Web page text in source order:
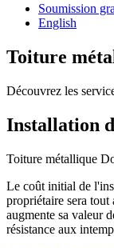
Soumission
English
Toiture
Découvrez les
Installation
Toiture métallique
Le coût initial de
propriétaire sera
augmente sa valeur
résistance aux